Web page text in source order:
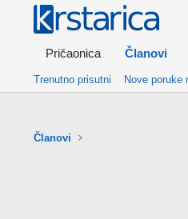
Pričaonica Članovi
Trenutno prisutni Nove poruke
Članovi